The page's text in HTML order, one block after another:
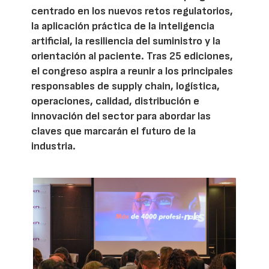
centrado en los nuevos retos regulatorios,
la aplicación práctica de la inteligencia
artificial, la resiliencia del suministro y la
orientación al paciente. Tras 25 ediciones,
el congreso aspira a reunir a los principales
responsables de supply chain, logística,
operaciones, calidad, distribución e
innovación del sector para abordar las
claves que marcarán el futuro de la
industria.